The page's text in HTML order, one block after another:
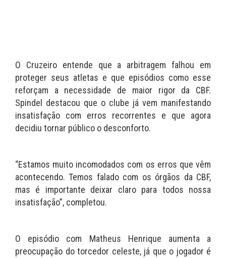
O Cruzeiro entende que a arbitragem falhou em
proteger seus atletas e que episódios como esse
reforçam a necessidade de maior rigor da CBF.
Spindel destacou que o clube já vem manifestando
insatisfação com erros recorrentes e que agora
decidiu tornar público o desconforto.
“Estamos muito incomodados com os erros que vêm
acontecendo. Temos falado com os órgãos da CBF,
mas é importante deixar claro para todos nossa
insatisfação”, completou.
O episódio com Matheus Henrique aumenta a
preocupação do torcedor celeste, já que o jogador é